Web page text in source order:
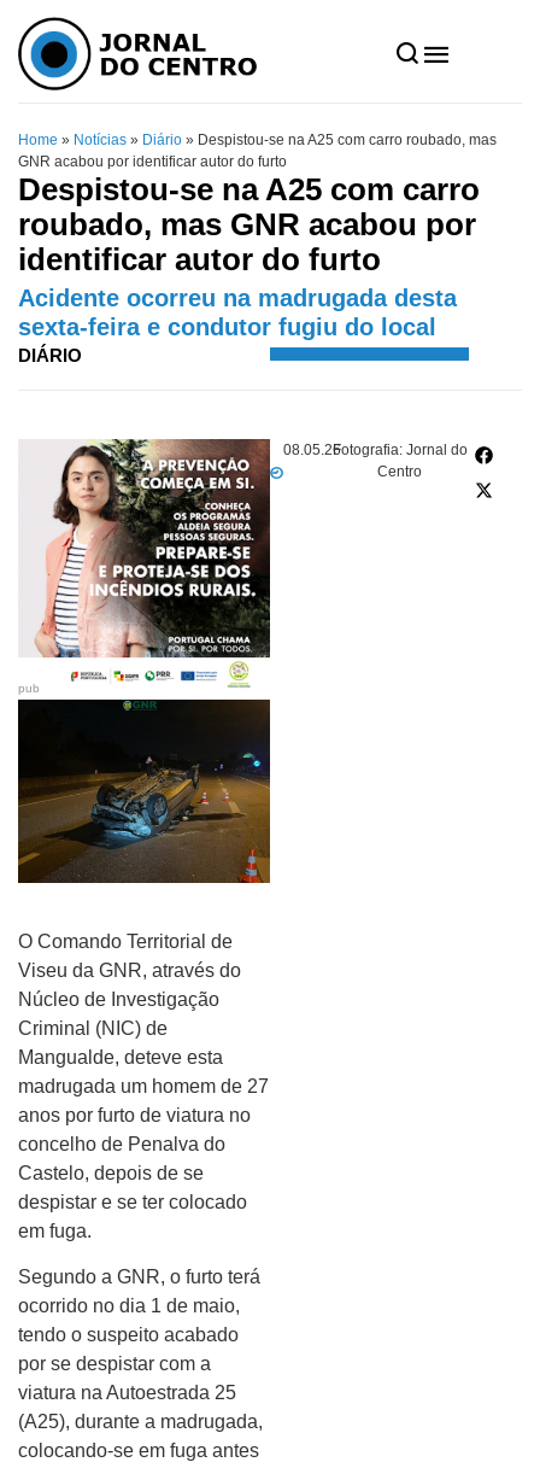
Home » Notícias » Diário » Despistou-se na A25 com carro roubado, mas
GNR acabou por identificar autor do furto
Despistou-se na A25 com carro
roubado, mas GNR acabou por
identificar autor do furto
Acidente ocorreu na madrugada desta
sexta-feira e condutor fugiu do local
DIÁRIO
08.05.26Fotografia: Jornal do
Centro
pub
O Comando Territorial de
Viseu da GNR, através do
Núcleo de Investigação
Criminal (NIC) de
Mangualde, deteve esta
madrugada um homem de 27
anos por furto de viatura no
concelho de Penalva do
Castelo, depois de se
despistar e se ter colocado
em fuga.
Segundo a GNR, o furto terá
ocorrido no dia 1 de maio,
tendo o suspeito acabado
por se despistar com a
viatura na Autoestrada 25
(A25), durante a madrugada,
colocando-se em fuga antes